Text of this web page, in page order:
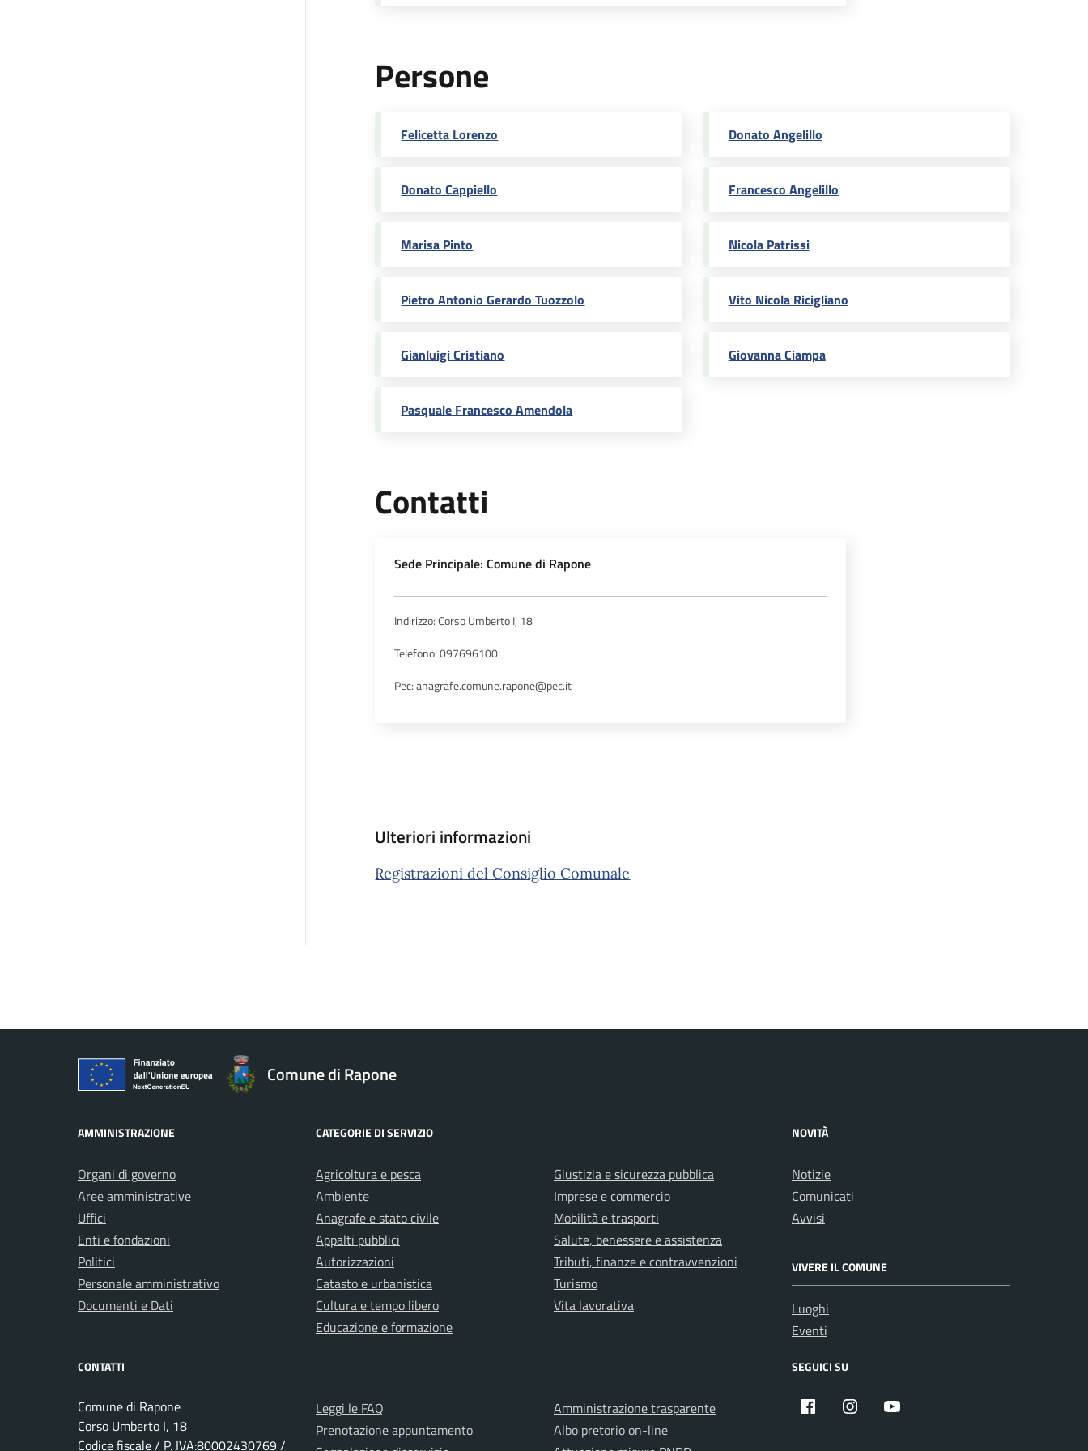
Persone
Felicetta Lorenzo Donato Angelillo
Donato Cappiello Francesco Angelillo
Marisa Pinto Nicola Patrissi
Pietro Antonio Gerardo Tuozzolo Vito Nicola Ricigliano
Gianluigi Cristiano Giovanna Ciampa
Pasquale Francesco Amendola
Contatti
Sede Principale: Comune di Rapone
Indirizzo: Corso Umberto I, 18
Telefono: 097696100
Pec: anagrafe.comune.rapone@pec.it
Ulteriori informazioni
Registrazioni del Consiglio Comunale
Comune di Rapone
AMMINISTRAZIONE
Organi di governo
Aree amministrative
Uffici
Enti e fondazioni
Politici
Personale amministrativo
Documenti e Dati
CATEGORIE DI SERVIZIO
Agricoltura e pesca
Ambiente
Anagrafe e stato civile
Appalti pubblici
Autorizzazioni
Catasto e urbanistica
Cultura e tempo libero
Educazione e formazione
Giustizia e sicurezza pubblica
Imprese e commercio
Mobilità e trasporti
Salute, benessere e assistenza
Tributi, finanze e contravvenzioni
Turismo
Vita lavorativa
NOVITÀ
Notizie
Comunicati
Avvisi
VIVERE IL COMUNE
Luoghi
Eventi
CONTATTI
Comune di Rapone
Corso Umberto I, 18
Codice fiscale / P. IVA:80002430769 /
Leggi le FAQ
Prenotazione appuntamento
Amministrazione trasparente
Albo pretorio on-line
SEGUICI SU
Facebook Instagram